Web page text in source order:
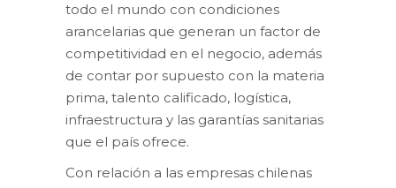
todo el mundo con condiciones
arancelarias que generan un factor de
competitividad en el negocio, además
de contar por supuesto con la materia
prima, talento calificado, logística,
infraestructura y las garantías sanitarias
que el país ofrece.
Con relación a las empresas chilenas